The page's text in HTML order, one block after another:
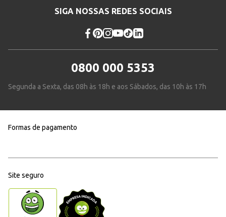
SIGA NOSSAS REDES SOCIAIS
0800 000 5353
Segunda a Sexta, das 08h às 18h e aos Sábados, das 10h às 17h
Formas de pagamento
Site seguro